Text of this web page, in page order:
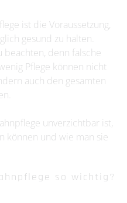
ist die Voraussetzung,
gesund zu halten.
beachten, denn falsche
Pflege können nicht
auch den gesamten
unverzichtbar ist,
können und wie man sie
so wichtig?